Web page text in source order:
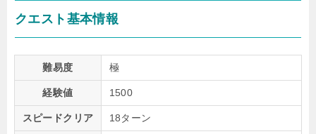
クエスト基本情報
難易度 極
経験値 1500
スピードクリア 18ターン